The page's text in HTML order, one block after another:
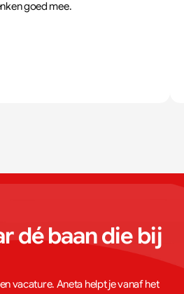
goed mee.
dé baan die bij
vacature. Aneta helpt je vanaf het